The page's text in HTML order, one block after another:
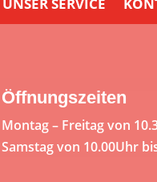
Öffnungszeiten
Montag – Freitag von
Samstag von 10.00Uhr